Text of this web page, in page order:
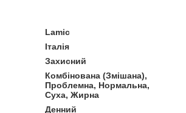
Lamic
Італія
Захисний
Комбінована (Змішана),
Проблемна, Нормальна,
Суха, Жирна
Денний